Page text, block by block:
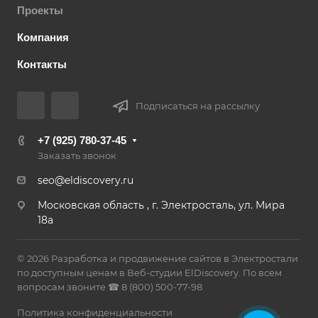
Проекты
Компания
Контакты
Подписаться на рассылку
+7 (925) 780-37-45
Заказать звонок
seo@eldiscovery.ru
Московская область , г. Электросталь, ул. Мира
18а
© 2026 Разработка и продвижение сайтов в Электростали
по доступным ценам в Веб-студии ElDiscovery. По всем
вопросам звоните ☎ 8 (800) 500-77-98
Политика конфиденциальности